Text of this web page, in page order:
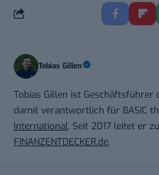
Tobias Gillen
Tobias Gillen ist Geschäftsführer
damit verantwortlich für BASIC
International. Seit 2017 leitet er
FINANZENTDECKER.de.